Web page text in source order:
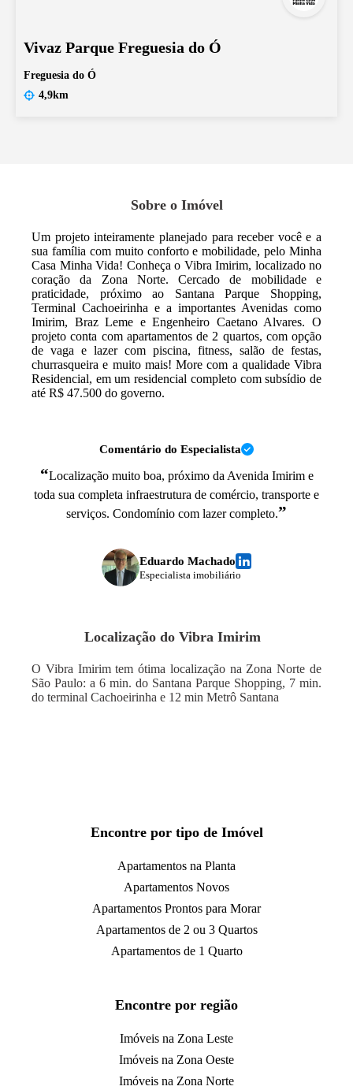
Vivaz Parque Freguesia do Ó
Freguesia do Ó
4,9km
Sobre o Imóvel
Um projeto inteiramente planejado para receber você e a
sua família com muito conforto e mobilidade, pelo Minha
Casa Minha Vida! Conheça o Vibra Imirim, localizado no
coração da Zona Norte. Cercado de mobilidade e
praticidade, próximo ao Santana Parque Shopping,
Terminal Cachoeirinha e a importantes Avenidas como
Imirim, Braz Leme e Engenheiro Caetano Alvares. O
projeto conta com apartamentos de 2 quartos, com opção
de vaga e lazer com piscina, fitness, salão de festas,
churrasqueira e muito mais! More com a qualidade Vibra
Residencial, em um residencial completo com subsídio de
até R$ 47.500 do governo.
Comentário do Especialista
“Localização muito boa, próximo da Avenida Imirim e
toda sua completa infraestrutura de comércio, transporte e
serviços. Condomínio com lazer completo.”
Eduardo Machado
Especialista imobiliário
Localização do Vibra Imirim
O Vibra Imirim tem ótima localização na Zona Norte de
São Paulo: a 6 min. do Santana Parque Shopping, 7 min.
do terminal Cachoeirinha e 12 min Metrô Santana
Encontre por tipo de Imóvel
Apartamentos na Planta
Apartamentos Novos
Apartamentos Prontos para Morar
Apartamentos de 2 ou 3 Quartos
Apartamentos de 1 Quarto
Encontre por região
Imóveis na Zona Leste
Imóveis na Zona Oeste
Imóveis na Zona Norte